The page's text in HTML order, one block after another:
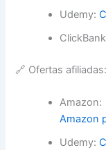
Udemy:
🔗 Ofertas afiliadas:
Amazon:
Amazon
Udemy: